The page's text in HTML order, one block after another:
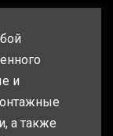
и
а также